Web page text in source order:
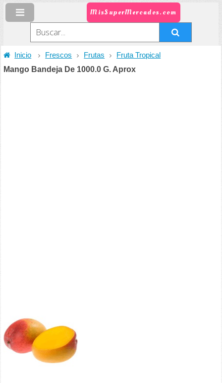
MisSuperMercados.com
Inicio Frescos Frutas Fruta Tropical
Mango Bandeja De 1000.0 G. Aprox